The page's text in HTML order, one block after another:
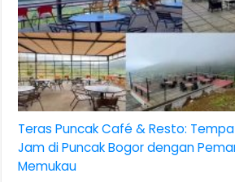
Teras Puncak Café & Resto:
Jam di Puncak Bogor dengan
Memukau